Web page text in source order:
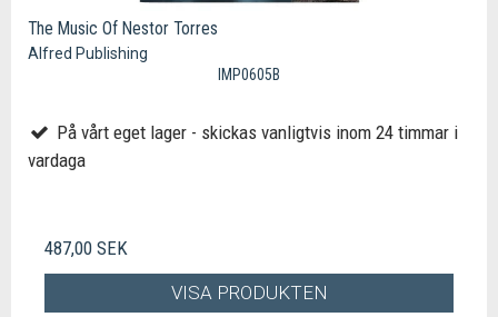
The Music Of Nestor Torres
Alfred Publishing
IMP0605B
På vårt eget lager - skickas vanligtvis inom 24 timmar i
vardaga
487,00 SEK
VISA PRODUKTEN